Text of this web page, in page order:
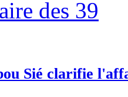
Sié clarifie